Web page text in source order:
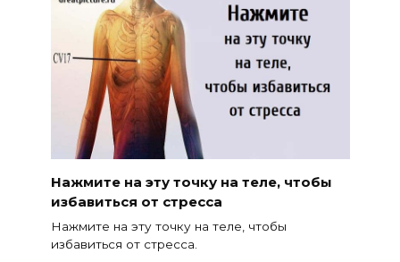
Нажмите на эту точку на теле, чтобы
избавиться от стресса
Нажмите на эту точку на теле, чтобы
избавиться от стресса.